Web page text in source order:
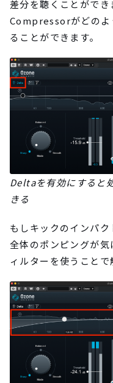
差分を聴くことがで
Compressorがどのよ
ることができます。
Deltaを有効にすると
きる
もしキックのインパ
全体のポンピングが
ィルターを使うことで